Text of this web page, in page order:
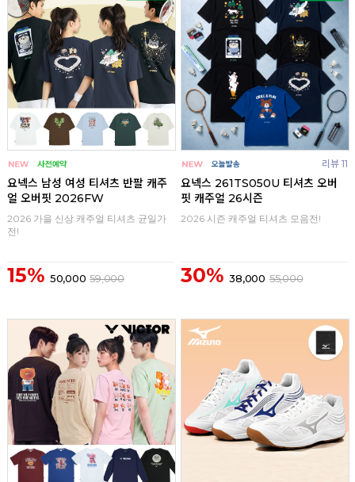
요넥스 남성 여성 티셔츠 반팔 캐주
얼 오버핏 2026FW
2026 가을 신상 캐주얼 티셔츠 균일가
전!
15% 50,000 59,000
리뷰 11
요넥스 261TS050U 티셔츠 오버
핏 캐주얼 26시즌
2026 시즌 캐주얼 티셔츠 모음전!
30% 38,000 55,000